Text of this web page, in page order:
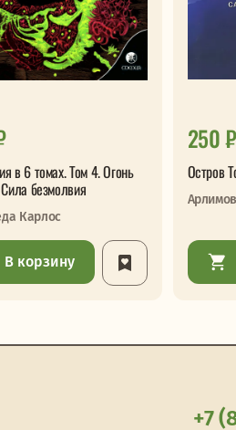
в 6 томах. Том 4. Огонь
безмолвия
Карлос
В корзину
250 ₽
Остров
+7